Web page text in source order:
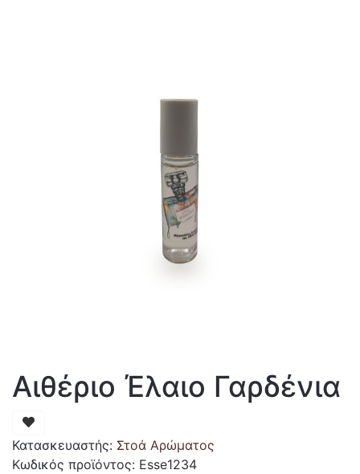
Αιθέριο Έλαιο Γαρδένια
Κατασκευαστής: Στοά Αρώματος
Κωδικός προϊόντος: Esse1234